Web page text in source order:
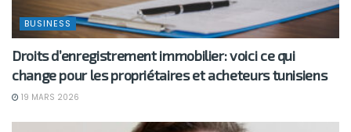
BUSINESS
Droits d’enregistrement immobilier: voici ce qui
change pour les propriétaires et acheteurs tunisiens
19 MARS 2026